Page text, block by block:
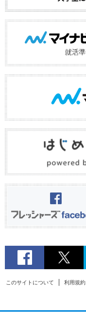
このサイトについて 利用規約